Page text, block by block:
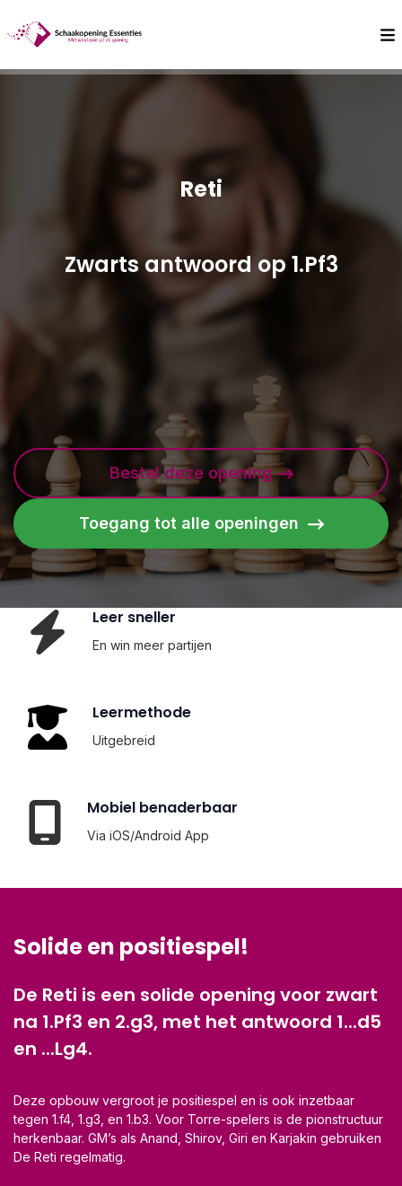
Reti
Zwarts antwoord op 1.Pf3
Bestel deze opening
Toegang tot alle openingen
Leer sneller
En win meer partijen
Leermethode
Uitgebreid
Mobiel benaderbaar
Via iOS/Android App
Solide en positiespel!
De Reti is een solide opening voor zwart
na 1.Pf3 en 2.g3, met het antwoord 1...d5
en ...Lg4.
Deze opbouw vergroot je positiespel en is ook inzetbaar
tegen 1.f4, 1.g3, en 1.b3. Voor Torre-spelers is de pionstructuur
herkenbaar. GM’s als Anand, Shirov, Giri en Karjakin gebruiken
De Reti regelmatig.